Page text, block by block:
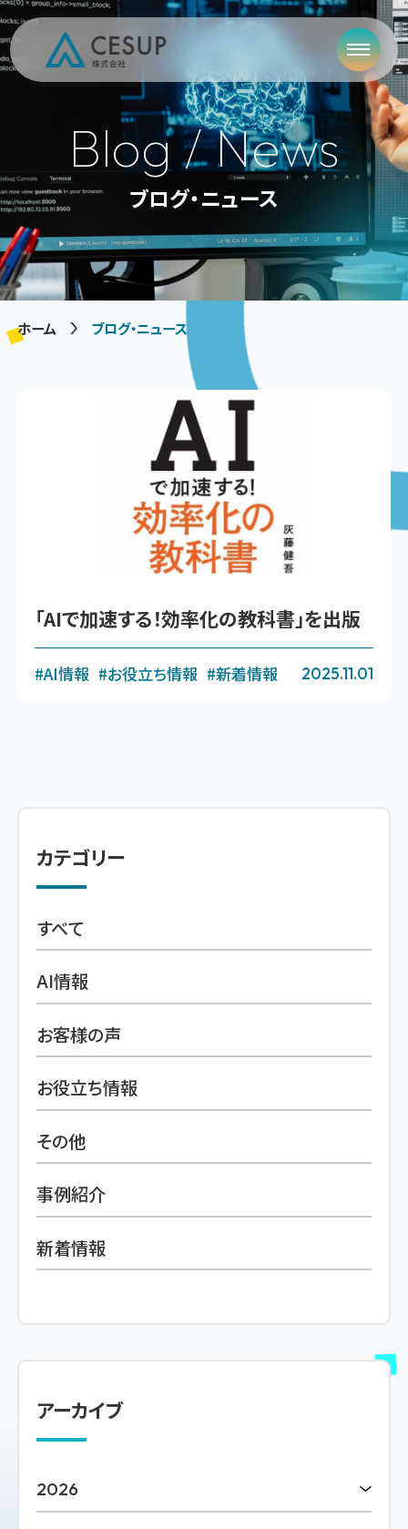
Blog / News
ブログ・ニュース
ホーム ブログ・ニュース
「AIで加速する！効率化の教科書」を出版
#AI情報 #お役立ち情報 #新着情報 2025.11.01
カテゴリー
すべて
AI情報
お客様の声
お役立ち情報
その他
事例紹介
新着情報
アーカイブ
2026